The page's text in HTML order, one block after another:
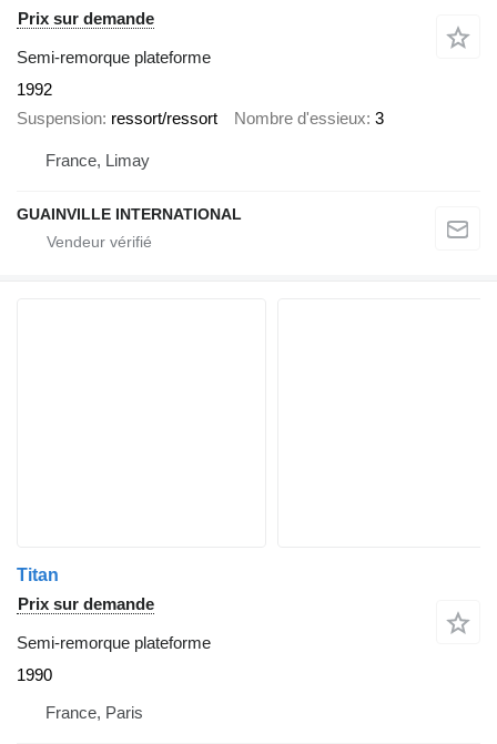
Prix sur demande
Semi-remorque plateforme
1992
Suspension ressort/ressort Nombre d'essieux 3
France, Limay
GUAINVILLE INTERNATIONAL
Titan
Prix sur demande
Semi-remorque plateforme
1990
France, Paris